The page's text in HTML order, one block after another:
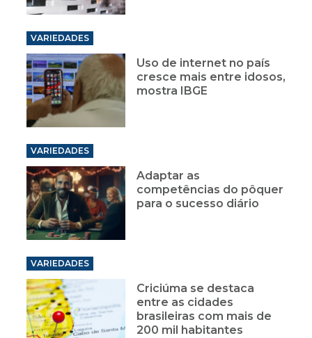
VARIEDADES
Uso de internet no país
cresce mais entre idosos,
mostra IBGE
VARIEDADES
Adaptar as
competências do pôquer
para o sucesso diário
VARIEDADES
Criciúma se destaca
entre as cidades
brasileiras com mais de
200 mil habitantes